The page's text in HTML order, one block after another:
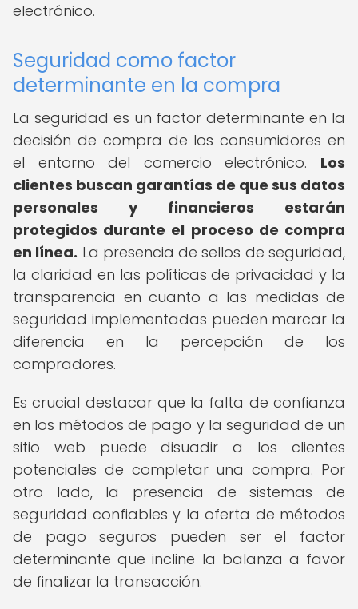
electrónico.
Seguridad como factor
determinante en la compra
La seguridad es un factor determinante en la
decisión de compra de los consumidores en
el entorno del comercio electrónico. Los
clientes buscan garantías de que sus datos
personales y financieros estarán
protegidos durante el proceso de compra
en línea. La presencia de sellos de seguridad,
la claridad en las políticas de privacidad y la
transparencia en cuanto a las medidas de
seguridad implementadas pueden marcar la
diferencia en la percepción de los
compradores.
Es crucial destacar que la falta de confianza
en los métodos de pago y la seguridad de un
sitio web puede disuadir a los clientes
potenciales de completar una compra. Por
otro lado, la presencia de sistemas de
seguridad confiables y la oferta de métodos
de pago seguros pueden ser el factor
determinante que incline la balanza a favor
de finalizar la transacción.